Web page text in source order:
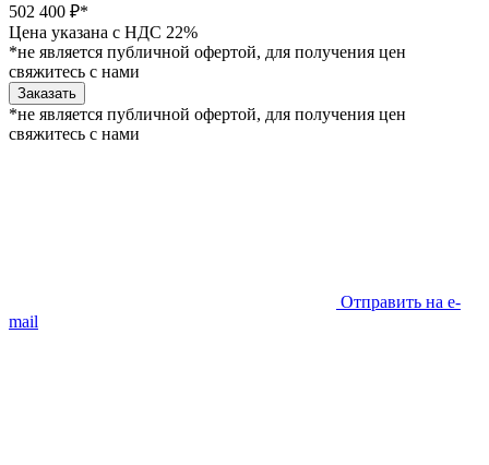
502 400 ₽*
Цена указана с НДС 22%
*не является публичной офертой, для получения цен
свяжитесь с нами
Заказать
*не является публичной офертой, для получения цен
свяжитесь с нами
Отправить на e-
mail